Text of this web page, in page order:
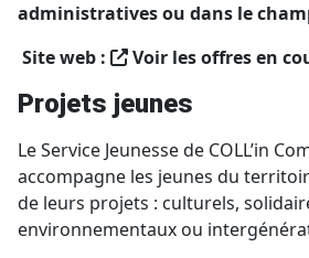
administratives ou dans le
Site web :
Voir les offres en
Projets jeunes
Le Service Jeunesse de COLL’in
accompagne les jeunes du
de leurs projets : culturels,
environnementaux ou